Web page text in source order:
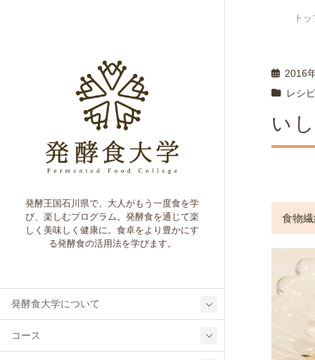
発酵王国石川県で、大人がもう一度食を学
び、楽しむプログラム。発酵食を通じて楽
しく美味しく健康に。食卓をより豊かにす
る発酵食の活用法を学びます。
発酵食大学について
コース
ト
2016
レシ
い
食物